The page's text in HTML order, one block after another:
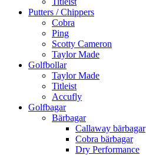
Putters / Chippers
Cobra
Ping
Scotty Cameron
Taylor Made
Golfbollar
Taylor Made
Titleist
Accufly
Golfbagar
Bärbagar
Callaway bärbagar
Cobra bärbagar
Dry Performance